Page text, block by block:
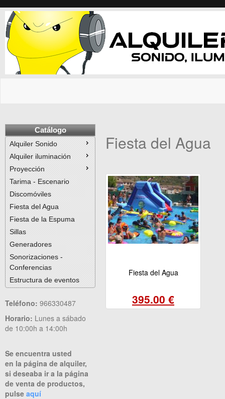
Catálogo
Alquiler Sonido
Alquiler iluminación
Proyección
Tarima - Escenario
Discomóviles
Fiesta del Agua
Fiesta de la Espuma
Sillas
Generadores
Sonorizaciones -
Conferencias
Estructura de eventos
Teléfono: 966330487
Horario: Lunes a sábado
de 10:00h a 14:00h
Se encuentra usted
en la página de alquiler,
si deseaba ir a la página
de venta de productos,
pulse aquí
Fiesta del Agua
Fiesta del Agua
395.00 €